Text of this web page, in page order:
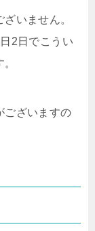
いません。
2日でこうい
ございますの